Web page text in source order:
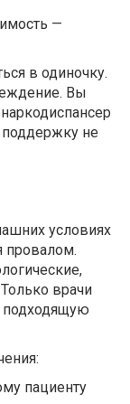
—
в одиночку.
Вы
не
условиях
провалом.
врачи
подходящую
пациенту